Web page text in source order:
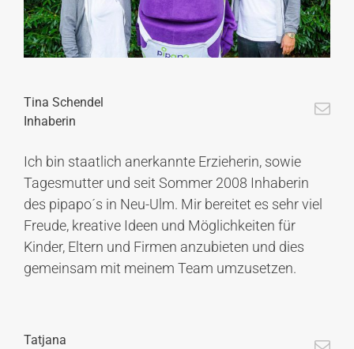
Tina Schendel
Inhaberin
Ich bin staatlich anerkannte Erzieherin, sowie
Tagesmutter und seit Sommer 2008 Inhaberin
des pipapo´s in Neu-Ulm. Mir bereitet es sehr viel
Freude, kreative Ideen und Möglichkeiten für
Kinder, Eltern und Firmen anzubieten und dies
gemeinsam mit meinem Team umzusetzen.
Tatjana